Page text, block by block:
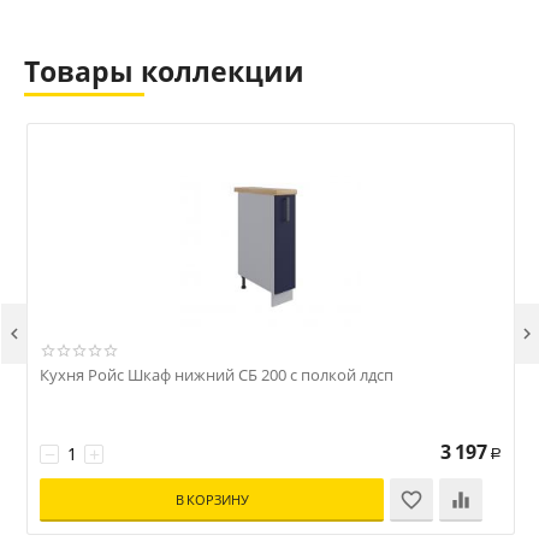
Товары коллекции
Кухня Ройс Шкаф нижний СБ 200 с полкой лдсп
+
− 3 197 Р
В КОРЗИНУ
 